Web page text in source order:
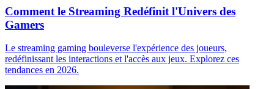
Comment le Streaming Redéfinit l'Univers des
Gamers
Le streaming gaming bouleverse l'expérience des joueurs,
redéfinissant les interactions et l'accès aux jeux. Explorez ces
tendances en 2026.